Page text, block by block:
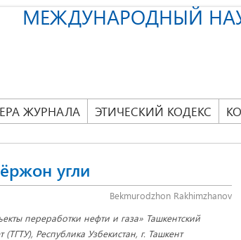
МЕЖДУНАРОДНЫЙ
ЖУРНАЛА ЭТИЧЕСКИЙ КОДЕКС
угли
Bekmurodzhon Rakhimzhanov
переработки нефти и газа» Ташкентский
Республика Узбекистан, г. Ташкент